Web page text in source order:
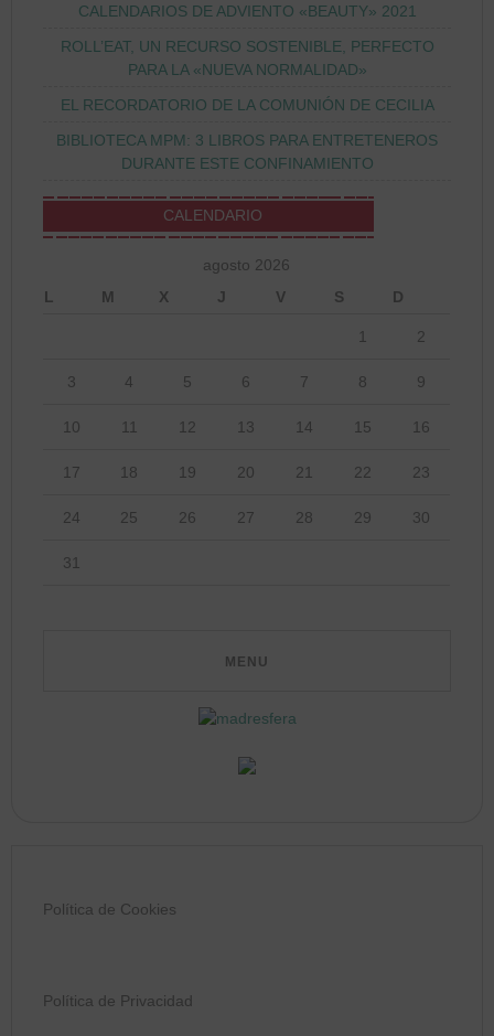
CALENDARIOS DE ADVIENTO «BEAUTY» 2021
ROLL’EAT, UN RECURSO SOSTENIBLE, PERFECTO
PARA LA «NUEVA NORMALIDAD»
EL RECORDATORIO DE LA COMUNIÓN DE CECILIA
BIBLIOTECA MPM: 3 LIBROS PARA ENTRETENEROS
DURANTE ESTE CONFINAMIENTO
CALENDARIO
agosto 2026
L
M X J V S D
1 2
3 4 5 6 7 8 9
10 11 12 13 14 15 16
17 18 19 20 21 22 23
24 25 26 27 28 29 30
31
Política de Cookies
Política de Privacidad